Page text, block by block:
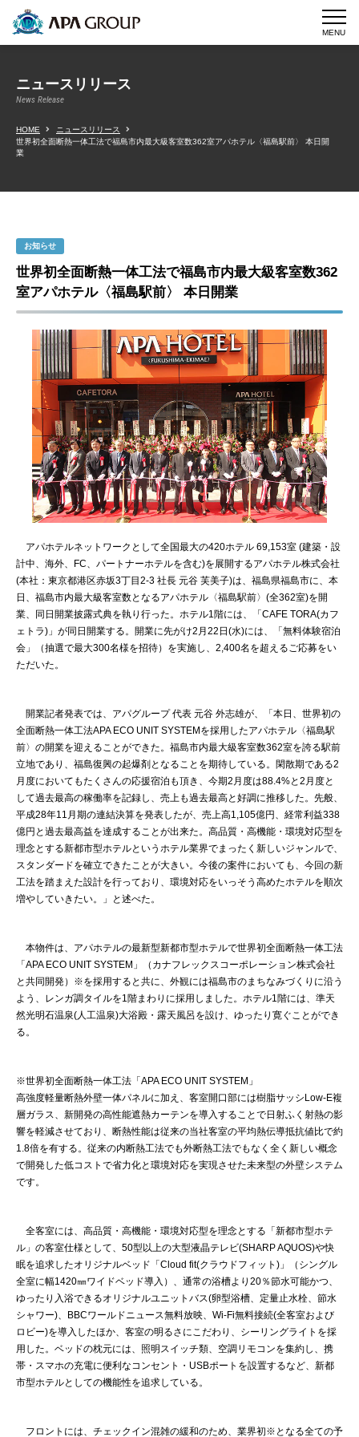
MENU
ニュースリリース
News Release
HOME
ニュースリリース
世界初全面断熱一体工法で福島市内最大級客室数362室アパホテル〈福島駅前〉 本日開
業
お知らせ
世界初全面断熱一体工法で福島市内最大級客室数362
室アパホテル〈福島駅前〉 本日開業
アパホテルネットワークとして全国最大の420ホテル 69,153室 (建築・設
計中、海外、FC、パートナーホテルを含む)を展開するアパホテル株式会社
(本社：東京都港区赤坂3丁目2‐3 社長 元谷 芙美子)は、福島県福島市に、本
日、福島市内最大級客室数となるアパホテル〈福島駅前〉(全362室)を開
業、同日開業披露式典を執り行った。ホテル1階には、「CAFE TORA(カフ
ェトラ)」が同日開業する。開業に先がけ2月22日(水)には、「無料体験宿泊
会」（抽選で最大300名様を招待）を実施し、2,400名を超えるご応募をい
ただいた。
開業記者発表では、アパグループ 代表 元谷 外志雄が、「本日、世界初の
全面断熱一体工法APA ECO UNIT SYSTEMを採用したアパホテル〈福島駅
前〉の開業を迎えることができた。福島市内最大級客室数362室を誇る駅前
立地であり、福島復興の起爆剤となることを期待している。閑散期である2
月度においてもたくさんの応援宿泊も頂き、今期2月度は88.4%と2月度と
して過去最高の稼働率を記録し、売上も過去最高と好調に推移した。先般、
平成28年11月期の連結決算を発表したが、売上高1,105億円、経常利益338
億円と過去最高益を達成することが出来た。高品質・高機能・環境対応型を
理念とする新都市型ホテルというホテル業界でまったく新しいジャンルで、
スタンダードを確立できたことが大きい。今後の案件においても、今回の新
工法を踏まえた設計を行っており、環境対応をいっそう高めたホテルを順次
増やしていきたい。」と述べた。
本物件は、アパホテルの最新型新都市型ホテルで世界初全面断熱一体工法
「APA ECO UNIT SYSTEM」（カナフレックスコーポレーション株式会社
と共同開発）※を採用すると共に、外観には福島市のまちなみづくりに沿う
よう、レンガ調タイルを1階まわりに採用しました。ホテル1階には、準天
然光明石温泉(人工温泉)大浴殿・露天風呂を設け、ゆったり寛ぐことができ
る。
※世界初全面断熱一体工法「APA ECO UNIT SYSTEM」
高強度軽量断熱外壁一体パネルに加え、客室開口部には樹脂サッシLow-E複
層ガラス、新開発の高性能遮熱カーテンを導入することで日射ふく射熱の影
響を軽減させており、断熱性能は従来の当社客室の平均熱伝導抵抗値比で約
1.8倍を有する。従来の内断熱工法でも外断熱工法でもなく全く新しい概念
で開発した低コストで省力化と環境対応を実現させた未来型の外壁システム
です。
全客室には、高品質・高機能・環境対応型を理念とする「新都市型ホテ
ル」の客室仕様として、50型以上の大型液晶テレビ(SHARP AQUOS)や快
眠を追求したオリジナルベッド「Cloud fit(クラウドフィット)」（シングル
全室に幅1420㎜ワイドベッド導入）、通常の浴槽より20％節水可能かつ、
ゆったり入浴できるオリジナルユニットバス(卵型浴槽、定量止水栓、節水
シャワー)、BBCワールドニュース無料放映、Wi-Fi無料接続(全客室および
ロビー)を導入したほか、客室の明るさにこだわり、シーリングライトを採
用した。ベッドの枕元には、照明スイッチ類、空調リモコンを集約し、携
帯・スマホの充電に便利なコンセント・USBポートを設置するなど、新都
市型ホテルとしての機能性を追求している。
フロントには、チェックイン混雑の緩和のため、業界初※となる全ての予